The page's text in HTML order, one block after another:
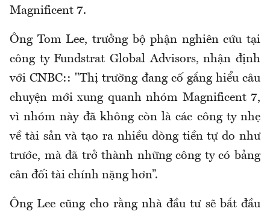
Magnificent 7.
Ông Tom Lee, trưởng bộ phận nghiên cứu tại
công ty Fundstrat Global Advisors, nhận định
với CNBC:: "Thị trường đang cố gắng hiểu câu
chuyện mới xung quanh nhóm Magnificent 7,
vì nhóm này đã không còn là các công ty nhẹ
về tài sản và tạo ra nhiều dòng tiền tự do như
trước, mà đã trở thành những công ty có bảng
cân đối tài chính nặng hơn”.
Ông Lee cũng cho rằng nhà đầu tư sẽ bắt đầu